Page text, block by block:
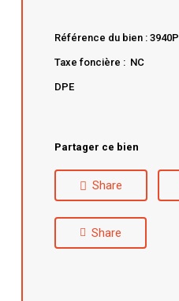
Référence du bien : 3940P
Taxe foncière : NC
DPE
Partager ce bien
Share
Share